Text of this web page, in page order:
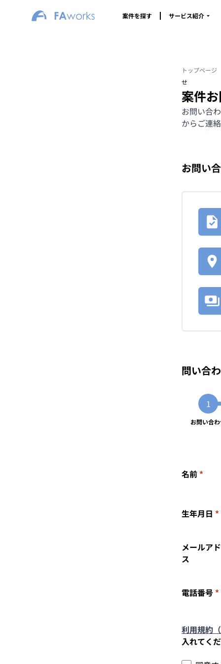
案件を探す サービス紹介
トップページ
せ
案件
お問い合
からご連
お問い
問い合
お問い合
名前 *
生年月日 *
メールア
ス
電話番号 *
利用規約
入れてく